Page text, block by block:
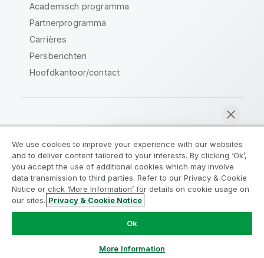
Academisch programma
Partnerprogramma
Carrières
Persberichten
Hoofdkantoor/contact
Juridische overeenkomsten
Productvoorwaarden
Legal Policies
Legal Policies
Gebruiksvoorwaarden
Handelsmerken
Do Not Share My Info
Copyright © 1993-2026 QlikTech International AB. Alle
We use cookies to improve your experience with our websites
and to deliver content tailored to your interests. By clicking ‘Ok’,
you accept the use of additional cookies which may involve
data transmission to third parties. Refer to our Privacy & Cookie
Notice or click ‘More Information’ for details on cookie usage on
our sites. Privacy & Cookie Notice
Ok
More Information